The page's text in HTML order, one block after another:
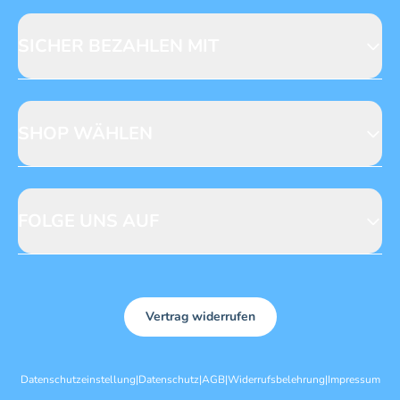
Licensing
CH DE
Vertrag widerrufen
Datenschutzeinstellung|Datenschutz|AGB|Widerrufsbelehrung|Impressum